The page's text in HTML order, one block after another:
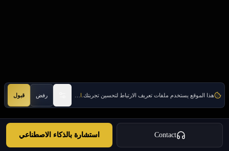
هذا الموقع يستخدم ملفات تعريف الارتباط لتحسين تجربتك. اعرف المزيد رفض قبول
Contact استشارة بالذكاء الاصطناعي